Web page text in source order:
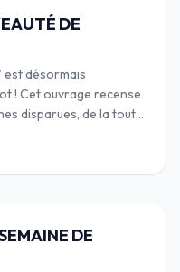
DE
est désormais
! Cet ouvrage recense
disparues, de la toute
DE